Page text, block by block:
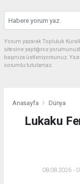
Yorum yazarak Topluluk
sitesine yaptığınız
başınıza üstleniyorsunuz.
sorumlu tutulamaz.
Anasayfa Dünya
Lukaku
08.08.2026 -